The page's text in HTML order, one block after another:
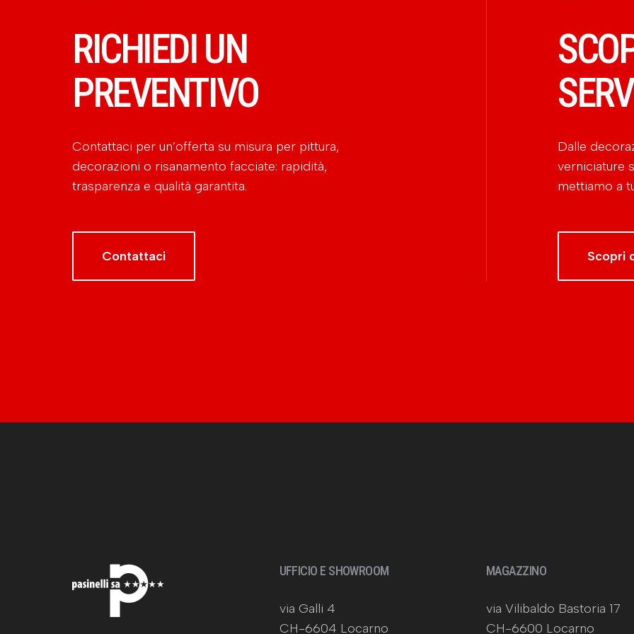
RICHIEDI UN
PREVENTIVO
Contattaci per un’offerta su misura per pittura,
decorazioni o risanamento facciate: rapidità,
trasparenza e qualità garantita.
Contattaci
Dalle
verniciature
mettiamo a
Scopri
UFFICIO E SHOWROOM
via Galli 4
CH-6604 Locarno
MAGAZZINO
via Vilibaldo Bastoria 17
CH-6600 Locarno